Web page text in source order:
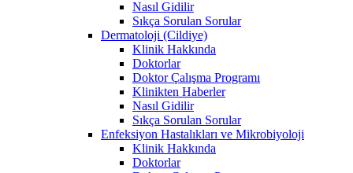
Nasıl Gidilir
Sıkça Sorulan Sorular
Dermatoloji (Cildiye)
Klinik Hakkında
Doktorlar
Doktor Çalışma Programı
Klinikten Haberler
Nasıl Gidilir
Sıkça Sorulan Sorular
Enfeksiyon Hastalıkları ve Mikrobiyoloji
Klinik Hakkında
Doktorlar